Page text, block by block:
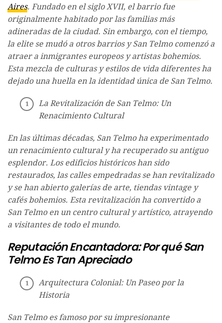
Aires. Fundado en el siglo XVII, el barrio fue
originalmente habitado por las familias más
adineradas de la ciudad. Sin embargo, con el tiempo,
la elite se mudó a otros barrios y San Telmo comenzó a
atraer a inmigrantes europeos y artistas bohemios.
Esta mezcla de culturas y estilos de vida diferentes ha
dejado una huella en la identidad única de San Telmo.
La Revitalización de San Telmo: Un
Renacimiento Cultural
En las últimas décadas, San Telmo ha experimentado
un renacimiento cultural y ha recuperado su antiguo
esplendor. Los edificios históricos han sido
restaurados, las calles empedradas se han revitalizado
y se han abierto galerías de arte, tiendas vintage y
cafés bohemios. Esta revitalización ha convertido a
San Telmo en un centro cultural y artístico, atrayendo
a visitantes de todo el mundo.
Reputación Encantadora: Por qué San
Telmo Es Tan Apreciado
Arquitectura Colonial: Un Paseo por la
Historia
San Telmo es famoso por su impresionante